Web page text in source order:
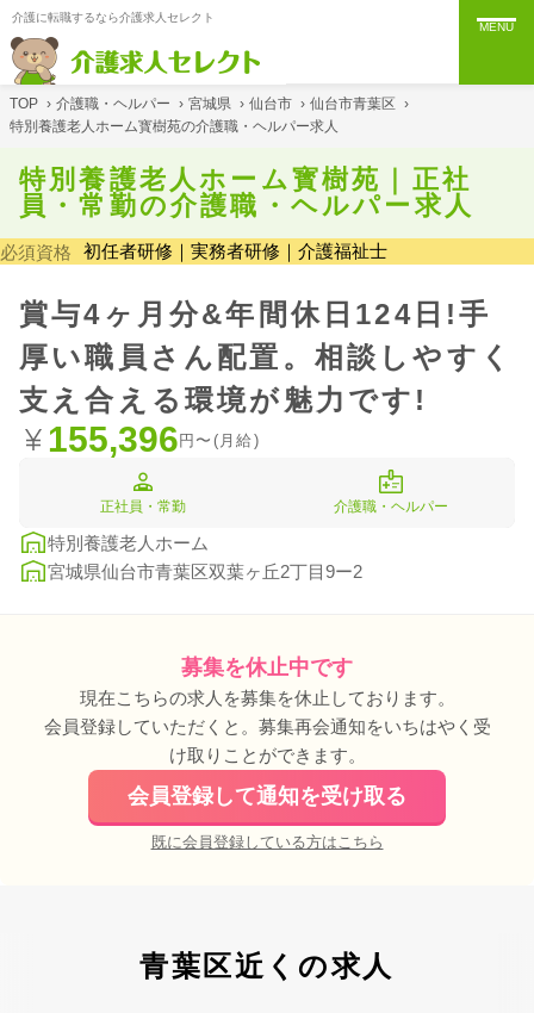
介護に転職するなら介護求人セレクト
MENU
TOP › 介護職・ヘルパー › 宮城県 › 仙台市 › 仙台市青葉区 ›
特別養護老人ホーム寳樹苑の介護職・ヘルパー求人
特別養護老人ホーム寳樹苑｜正社
員・常勤の介護職・ヘルパー求人
必須資格 初任者研修｜実務者研修｜介護福祉士
賞与4ヶ月分&年間休日124日!手
厚い職員さん配置。相談しやすく
支え合える環境が魅力です!
155,396円〜(月給)
正社員・常勤 介護職・ヘルパー
特別養護老人ホーム
宮城県仙台市青葉区双葉ヶ丘2丁目9ー2
募集を休止中です
現在こちらの求人を募集を休止しております。
会員登録していただくと。募集再会通知をいちはやく受
け取りことができます。
会員登録して通知を受け取る
既に会員登録している方はこちら
青葉区近くの求人